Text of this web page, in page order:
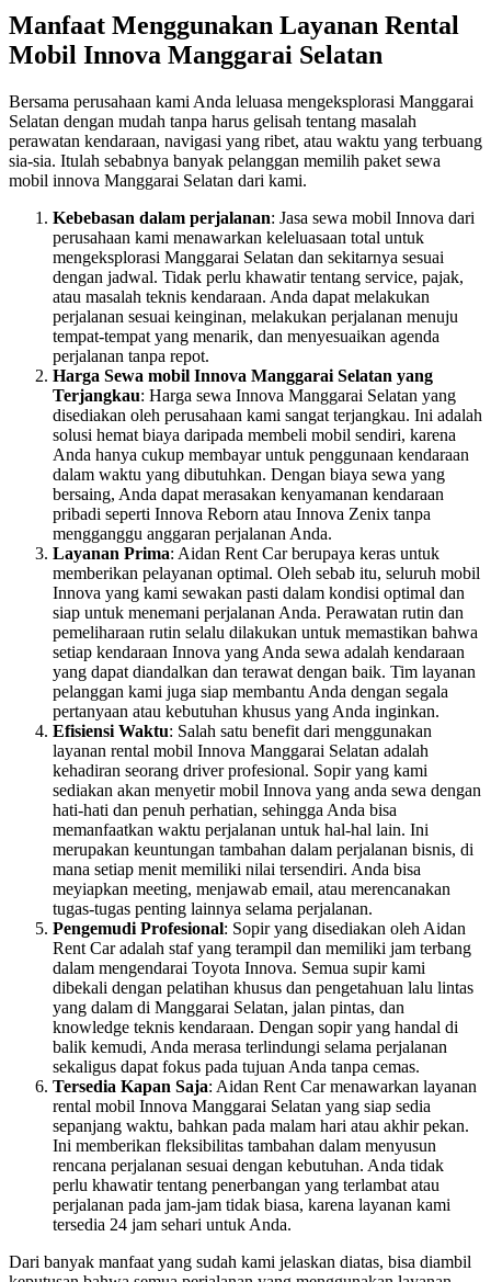
Manfaat Menggunakan Layanan Rental
Mobil Innova Manggarai Selatan
Bersama perusahaan kami Anda leluasa mengeksplorasi Manggarai
Selatan dengan mudah tanpa harus gelisah tentang masalah
perawatan kendaraan, navigasi yang ribet, atau waktu yang terbuang
sia-sia. Itulah sebabnya banyak pelanggan memilih paket sewa
mobil innova Manggarai Selatan dari kami.
Kebebasan dalam perjalanan: Jasa sewa mobil Innova dari
perusahaan kami menawarkan keleluasaan total untuk
mengeksplorasi Manggarai Selatan dan sekitarnya sesuai
dengan jadwal. Tidak perlu khawatir tentang service, pajak,
atau masalah teknis kendaraan. Anda dapat melakukan
perjalanan sesuai keinginan, melakukan perjalanan menuju
tempat-tempat yang menarik, dan menyesuaikan agenda
perjalanan tanpa repot.
Harga Sewa mobil Innova Manggarai Selatan yang
Terjangkau: Harga sewa Innova Manggarai Selatan yang
disediakan oleh perusahaan kami sangat terjangkau. Ini adalah
solusi hemat biaya daripada membeli mobil sendiri, karena
Anda hanya cukup membayar untuk penggunaan kendaraan
dalam waktu yang dibutuhkan. Dengan biaya sewa yang
bersaing, Anda dapat merasakan kenyamanan kendaraan
pribadi seperti Innova Reborn atau Innova Zenix tanpa
mengganggu anggaran perjalanan Anda.
Layanan Prima: Aidan Rent Car berupaya keras untuk
memberikan pelayanan optimal. Oleh sebab itu, seluruh mobil
Innova yang kami sewakan pasti dalam kondisi optimal dan
siap untuk menemani perjalanan Anda. Perawatan rutin dan
pemeliharaan rutin selalu dilakukan untuk memastikan bahwa
setiap kendaraan Innova yang Anda sewa adalah kendaraan
yang dapat diandalkan dan terawat dengan baik. Tim layanan
pelanggan kami juga siap membantu Anda dengan segala
pertanyaan atau kebutuhan khusus yang Anda inginkan.
Efisiensi Waktu: Salah satu benefit dari menggunakan
layanan rental mobil Innova Manggarai Selatan adalah
kehadiran seorang driver profesional. Sopir yang kami
sediakan akan menyetir mobil Innova yang anda sewa dengan
hati-hati dan penuh perhatian, sehingga Anda bisa
memanfaatkan waktu perjalanan untuk hal-hal lain. Ini
merupakan keuntungan tambahan dalam perjalanan bisnis, di
mana setiap menit memiliki nilai tersendiri. Anda bisa
meyiapkan meeting, menjawab email, atau merencanakan
tugas-tugas penting lainnya selama perjalanan.
Pengemudi Profesional: Sopir yang disediakan oleh Aidan
Rent Car adalah staf yang terampil dan memiliki jam terbang
dalam mengendarai Toyota Innova. Semua supir kami
dibekali dengan pelatihan khusus dan pengetahuan lalu lintas
yang dalam di Manggarai Selatan, jalan pintas, dan
knowledge teknis kendaraan. Dengan sopir yang handal di
balik kemudi, Anda merasa terlindungi selama perjalanan
sekaligus dapat fokus pada tujuan Anda tanpa cemas.
Tersedia Kapan Saja: Aidan Rent Car menawarkan layanan
rental mobil Innova Manggarai Selatan yang siap sedia
sepanjang waktu, bahkan pada malam hari atau akhir pekan.
Ini memberikan fleksibilitas tambahan dalam menyusun
rencana perjalanan sesuai dengan kebutuhan. Anda tidak
perlu khawatir tentang penerbangan yang terlambat atau
perjalanan pada jam-jam tidak biasa, karena layanan kami
tersedia 24 jam sehari untuk Anda.
Dari banyak manfaat yang sudah kami jelaskan diatas, bisa diambil